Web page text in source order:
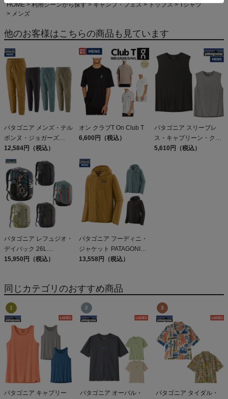
HOME
利用シーンから探す キャンプ・フェス トップス
Tシャツ
メンズ
他のお客様はこちらの商品も見ています
パタゴニア メンズ・テル
ボンヌ・ジョガーズ
PATAGONIA MS
TERREBONNE
JOGGERS
12,584円（税込）
オン クラブT On Club T
6,600円（税込）
パタゴニア スリーブレ
ス・キャプリーン・クー
ル・デイリー・シャツ
5,610円（税込）
パタゴニア レフュジオ・
デイパック 26L
PATAGONIA REFUGIO
15,950円（税込）
パタゴニア フーディニ・
ジャケット PATAGONIA
MS HOUDINI JKT
13,558円（税込）
同じカテゴリのおすすめ商品
パタゴニア キャプリー
パタゴニア オーバル・
パタゴニア タイダル・